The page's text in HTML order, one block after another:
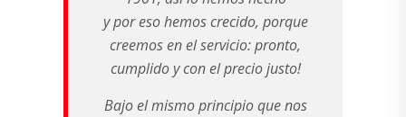
y por eso hemos crecido, porque
creemos en el servicio: pronto,
cumplido y con el precio justo!
Bajo el mismo principio que nos